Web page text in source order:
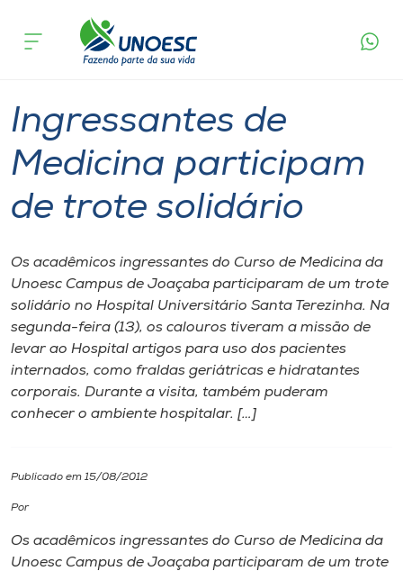
Cursos
Pesquisa
Atendimento ao Estudante
Portal de Ensino
A
Unoesc
Internacionalização
Cultura
acontece
Ingressantes de
Medicina participam
de trote solidário
Os acadêmicos ingressantes do Curso de Medicina da
Unoesc Campus de Joaçaba participaram de um trote
solidário no Hospital Universitário Santa Terezinha. Na
segunda-feira (13), os calouros tiveram a missão de
levar ao Hospital artigos para uso dos pacientes
internados, como fraldas geriátricas e hidratantes
corporais. Durante a visita, também puderam
conhecer o ambiente hospitalar. […]
Publicado em 15/08/2012
Por
Os acadêmicos ingressantes do Curso de Medicina da
Unoesc Campus de Joaçaba participaram de um trote